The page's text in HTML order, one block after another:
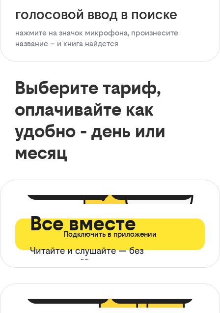
голосовой ввод в поиске
нажмите на значок микрофона, произнесите
название – и книга найдется
Выберите тариф,
оплачивайте как
удобно - день или
месяц
Все вместе
Читайте и слушайте — без
ограничений*
Подключить в приложении